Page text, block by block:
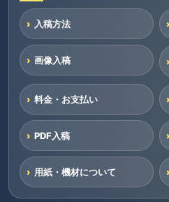
入稿方法
画像入稿
料金・お支払い
PDF入稿
用紙・機材について